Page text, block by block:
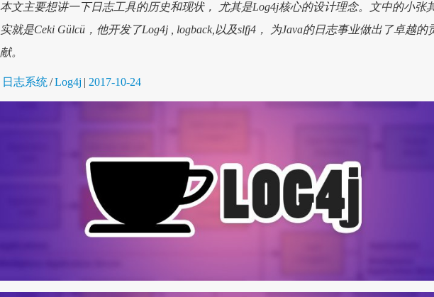
本文主要想讲一下日志工具的历史和现状， 尤其是Log4j核心的设计理念。文中的小张
实就是Ceki Gülcü，他开发了Log4j , logback,以及slfj4， 为Java的日志事业做出了卓越的
献。
日志系统/Log4j | 2017-10-24